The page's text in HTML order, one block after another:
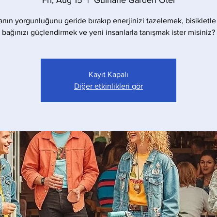
yorgunluğunu geride bırakıp enerjinizi tazelemek,
bağınızı güçlendirmek ve yeni insanlarla tanışmak ister misiniz?
Kayıt Kapalı
Diğer etkinlikleri gör